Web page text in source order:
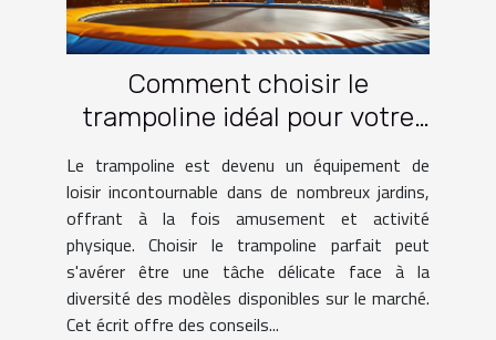
Comment choisir le
trampoline idéal pour votre
Le trampoline est devenu un équipement de
loisir incontournable dans de nombreux jardins,
offrant à la fois amusement et activité
physique. Choisir le trampoline parfait peut
s'avérer être une tâche délicate face à la
diversité des modèles disponibles sur le marché.
Cet écrit offre des conseils...